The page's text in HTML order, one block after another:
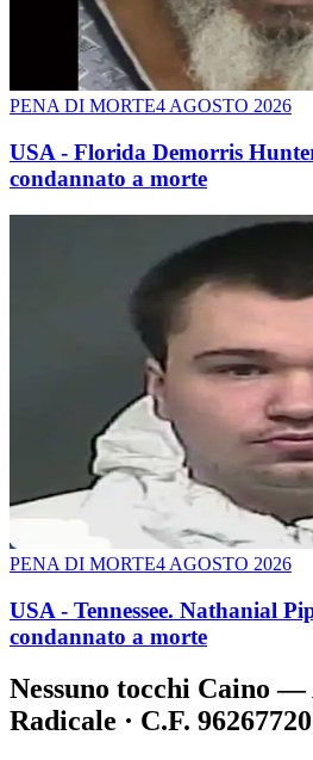
PENA DI MORTE4 AGOSTO 2026
USA - Florida Demorris
condannato a morte
PENA DI MORTE4 AGOSTO 2026
USA - Tennessee. Nathanial
condannato a morte
Nessuno tocchi Caino —
Radicale · C.F.